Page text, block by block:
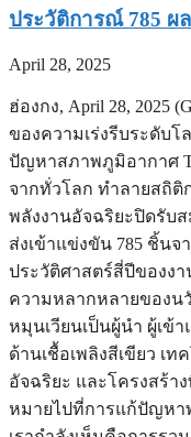
ประวัติการณ์ 785 ผ
April 28, 2025
ฮ่องกง, April 28, 2025
ของความเร่งรีบระดับโ
ปัญหาสภาพภูมิอากาศ
จากทั่วโลก ทำลายสถิติ
พลังงานอัจฉริยะปิดรับ
ส่งเข้าแข่งขัน 785 ชิ้น
ประวัติศาสตร์สี่ปีของง
ความหลากหลายของน
หมุนเวียนเป็นผู้นำ ผู้เข้
ด้านเชื้อเพลิงสีเขียว เ
อัจฉริยะ และโครงสร้
หมายไปที่การแก้ปัญหา